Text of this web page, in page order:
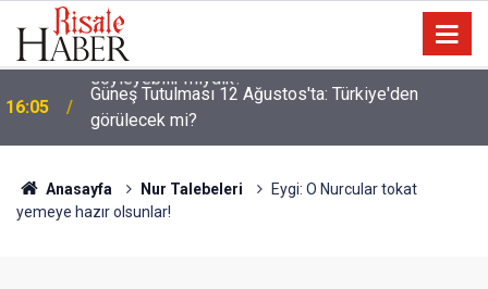
16:05
Güneş Tutulması 12 Ağustos'ta: Türkiye'den
görülecek mi?
Anasayfa Nur Talebeleri
Eygi: O Nurcular tokat
yemeye hazır olsunlar!